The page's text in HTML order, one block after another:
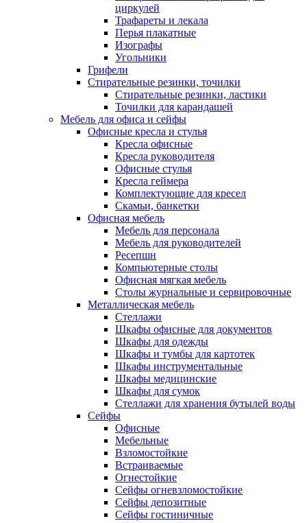
циркулей
Трафареты и лекала
Перья плакатные
Изографы
Угольники
Грифели
Стирательные резинки, точилки
Стирательные резинки, ластики
Точилки для карандашей
Мебель для офиса и сейфы
Офисные кресла и стулья
Кресла офисные
Кресла руководителя
Офисные стулья
Кресла геймера
Комплектующие для кресел
Скамьи, банкетки
Офисная мебель
Мебель для персонала
Мебель для руководителей
Ресепшн
Компьютерные столы
Офисная мягкая мебель
Столы журнальные и сервировочные
Металлическая мебель
Стеллажи
Шкафы офисные для документов
Шкафы для одежды
Шкафы и тумбы для картотек
Шкафы инструментальные
Шкафы медицинские
Шкафы для сумок
Стеллажи для хранения бутылей воды
Сейфы
Офисные
Мебельные
Взломостойкие
Встраиваемые
Огнестойкие
Сейфы огневзломостойкие
Сейфы депозитные
Сейфы гостиничные